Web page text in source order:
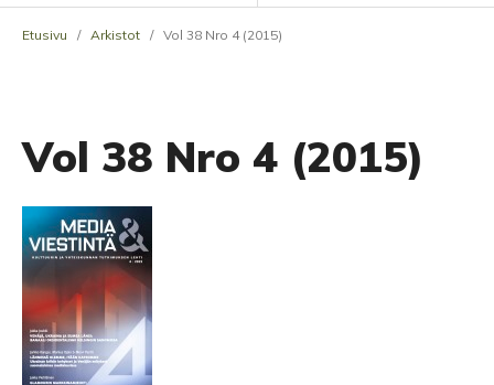
Etusivu / Arkistot / Vol 38 Nro 4 (2015)
Vol 38 Nro 4 (2015)